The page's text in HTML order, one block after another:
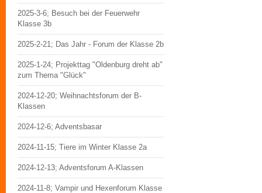
2025-3-6; Besuch bei der Feuerwehr
Klasse 3b
2025-2-21; Das Jahr - Forum der Klasse 2b
2025-1-24; Projekttag "Oldenburg dreht ab"
zum Thema "Glück"
2024-12-20; Weihnachtsforum der B-
Klassen
2024-12-6; Adventsbasar
2024-11-15; Tiere im Winter Klasse 2a
2024-12-13; Adventsforum A-Klassen
2024-11-8; Vampir und Hexenforum Klasse